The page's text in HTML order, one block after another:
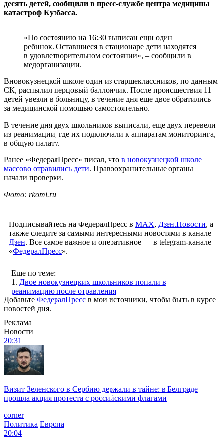
десять детей, сообщили в пресс-службе центра медицины
катастроф Кузбасса.
«По состоянию на 16:30 выписан ещн один
ребннок. Оставшиеся в стационаре дети находятся
в удовлетворительном состоянии», – сообщили в
медорганизации.
Вновокузнецкой школе один из старшеклассников, по данным
СК, распылил перцовый баллончик. После происшествия 11
детей увезли в больницу, в течение дня еще двое обратились
за медицинской помощью самостоятельно.
В течение дня двух школьников выписали, еще двух перевели
из реанимации, где их подключали к аппаратам мониторинга,
в общую палату.
Ранее «ФедералПресс» писал, что в новокузнецкой школе
массово отравились дети. Правоохранительные органы
начали проверки.
Фото: rkomi.ru
Подписывайтесь на ФедералПресс в МАХ, Дзен.Новости, а
также следите за самыми интересными новостями в канале
Дзен. Все самое важное и оперативное — в telegram-канале
«ФедералПресс».
Еще по теме:
1. Двое новокузнецких школьников попали в
реанимацию после отравления
Добавьте ФедералПресс в мои источники, чтобы быть в курсе
новостей дня.
Реклама
Новости
20:31
Визит Зеленского в Сербию держали в тайне: в Белграде
прошла акция протеста с российскими флагами
corner
Политика Европа
20:04